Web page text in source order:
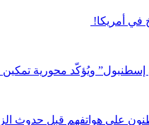
في أمريكا!
إسطنبول” ويُؤكّد محورية
على هواتفهم قبل حدوث